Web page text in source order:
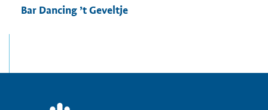
Bar Dancing ’t Geveltje